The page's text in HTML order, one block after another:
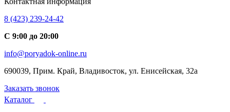
8 (423) 239-24-42
С 9:00 до 20:00
info@poryadok-online.ru
690039, Прим. Край, Владивосток, ул. Енисейская, 32а
Заказать звонок
Каталог